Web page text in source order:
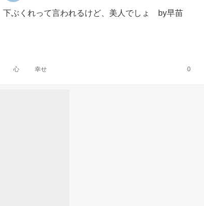
下ぶくれって言われるけど、美人でしょ　by早苗
心 幸せ 0